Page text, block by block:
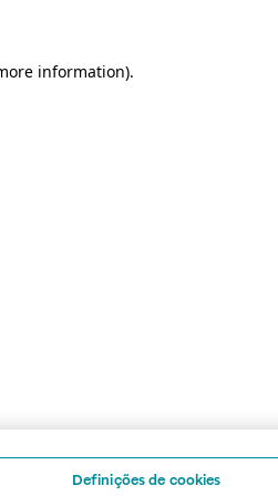
information).
Definições de cookies